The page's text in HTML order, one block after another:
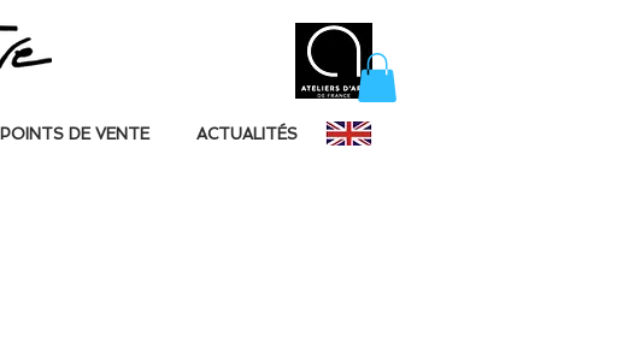
POINTS DE VENTE ACTUALITÉS